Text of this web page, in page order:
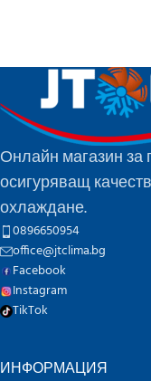
Онлайн магазин
осигуряващ
охлаждане.
0896650954
office@jtclima.bg
Facebook
Instagram
TikTok
ИНФОРМАЦИЯ